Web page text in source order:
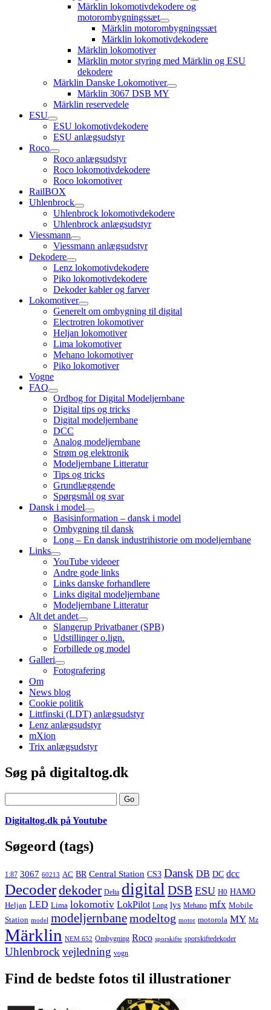
open
child
Märklin lokomotivdekodere og
motorombygningssæt
open
child
menu
Märklin motorombygningssæt
Märklin lokomotivdekodere
Märklin lokomotiver
Märklin motor styring med Märklin og ESU
dekodere
Märklin Danske Lokomotiver
open
Märklin 3067 DSB MY
Märklin reservedele
ESU
open
child
menu
ESU lokomotivdekodere
ESU anlægsudstyr
Roco
open
child
menu
Roco anlægsudstyr
Roco lokomotivdekodere
Roco lokomotiver
RailBOX
Uhlenbrock
open
child
menu
Uhlenbrock lokomotivdekodere
Uhlenbrock anlægsudstyr
Viessmann
open
child
menu
Viessmann anlægsudstyr
Dekodere
open
child
menu
Lenz lokomotivdekodere
Piko lokomotivdekodere
Dekoder kabler og farver
Lokomotiver
open
child
menu
Generelt om ombygning til digital
Electrotren lokomotiver
Heljan lokomotiver
Lima lokomotiver
Mehano lokomotiver
Piko lokomotiver
Vogne
FAQ
open
child
menu
Ordbog for Digital Modeljernbane
Digital tips og tricks
Digital modeljernbane
DCC
Analog modeljernbane
Strøm og elektronik
Modeljernbane Litteratur
Tips og tricks
Grundlæggende
Spørgsmål og svar
Dansk i model
open
child
menu
Basisinformation – dansk i model
Ombygning til dansk
Long – En dansk industrihistorie om modeljernbane
Links
open
child
menu
YouTube videoer
Andre gode links
Links danske forhandlere
Links digital modeljernbane
Modeljernbane Litteratur
Alt det andet
open
child
menu
Slangerup Privatbaner (SPB)
Udstillinger o.lign.
Forbillede og model
Galleri
open
child
Fotografering
Om
News blog
Cookie politik
Littfinski (LDT) anlægsudstyr
Lenz anlægsudstyr
mXion
Trix anlægsudstyr
Sidebar
Søg på digitaltog.dk
Digitaltog.dk på Youtube
Søgeord (tags)
1:87 3067 60213 AC BR Central Station CS3 Dansk DB DC dcc
Decoderdekoder Delta digital DSB ESU H0 HAMO
Heljan LED Lima lokomotiv LokPilot Long lys Mehano mfx Mobile
Station model modeljernbanemodeltog motor motorola MY Mz
Märklin NEM 652 Ombygning Roco sporskifte sporskiftedekoder
Uhlenbrock vejledning vogn
Find de bedste fotos til illustrationer